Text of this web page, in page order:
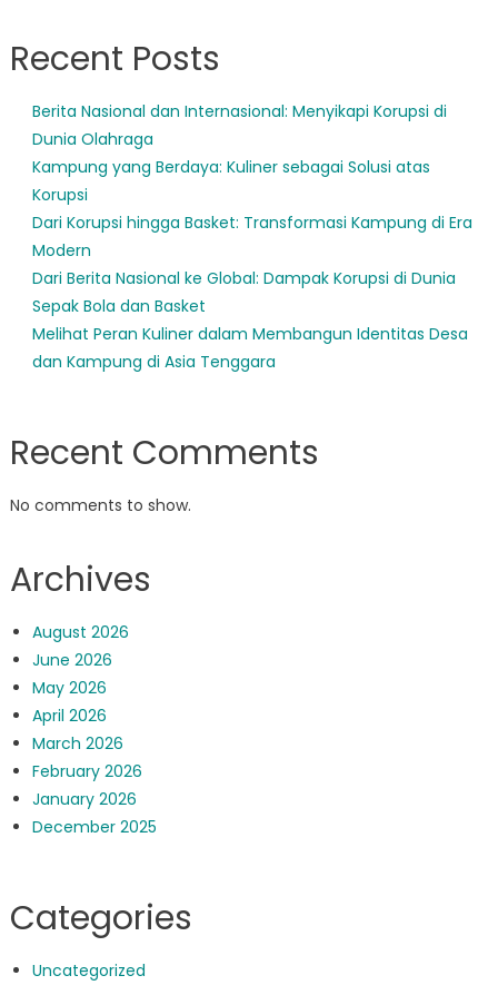
Recent Posts
Berita Nasional dan Internasional: Menyikapi Korupsi di
Dunia Olahraga
Kampung yang Berdaya: Kuliner sebagai Solusi atas
Korupsi
Dari Korupsi hingga Basket: Transformasi Kampung di Era
Modern
Dari Berita Nasional ke Global: Dampak Korupsi di Dunia
Sepak Bola dan Basket
Melihat Peran Kuliner dalam Membangun Identitas Desa
dan Kampung di Asia Tenggara
Recent Comments
No comments to show.
Archives
August 2026
June 2026
May 2026
April 2026
March 2026
February 2026
January 2026
December 2025
Categories
Uncategorized